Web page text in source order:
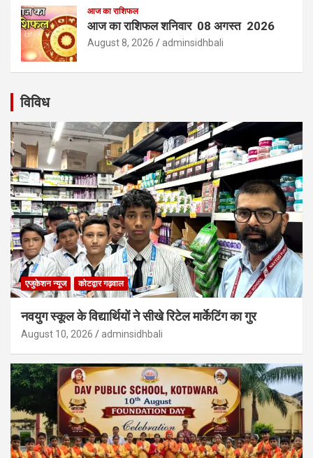
आज का राशिफल
आज का राशिफल शनिवार 08 अगस्त 2026
August 8, 2026 adminsidhbali
विविध
एजुकेशन न्‍यूज कोटद्वार गढ़वाल
नवयुग स्कूल के विद्यार्थियों ने सीखे रिटेल मार्केटिंग का गुर
August 10, 2026 adminsidhbali